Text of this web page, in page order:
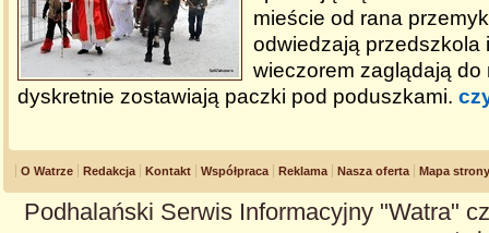
mieście od rana
odwiedzają przedszkola
wieczorem zaglądają
dyskretnie zostawiają paczki pod poduszkami.
O Watrze Redakcja Kontakt Współpraca Reklama Nasza oferta Mapa strony
Podhalański Serwis Informacyjny "Watra"